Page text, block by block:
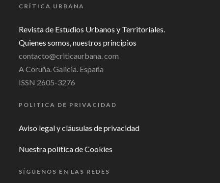
CRÍTICA URBANA
Revista de Estudios Urbanos y Territoriales.
Quienes somos, nuestros principios
contacto@criticaurbana. com
A Coruña. Galicia. España
ISSN 2605-3276
POLITICA DE PRIVACIDAD
Aviso legal y cláusulas de privacidad
Nuestra política de Cookies
SÍGUENOS EN LAS REDES